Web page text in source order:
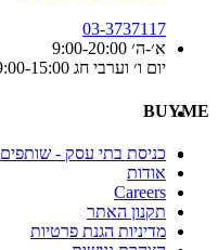
03-3737117
א׳-ה׳ 9:00-20:00
יום ו׳ וערבי חג 9:00-15:00
BUYME
כניסת בתי עסק - שותפים
אודות
Careers
תקנון האתר
מדיניות הגנת פרטיות